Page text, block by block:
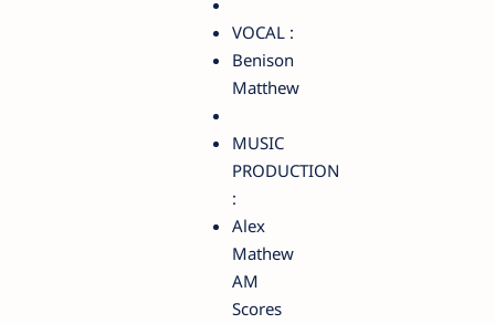
VOCAL :
Benison
Matthew
MUSIC
PRODUCTION
:
Alex
Mathew
AM
Scores